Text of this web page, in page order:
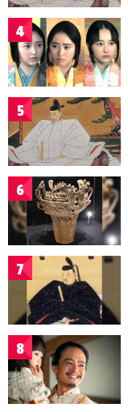
4
5
6
7
8